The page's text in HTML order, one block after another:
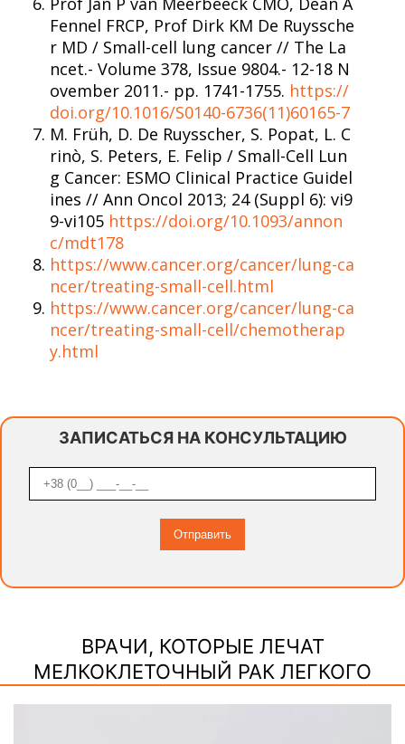
Fennel FRCP, Prof Dirk KM De Ruyssche
r MD / Small-cell lung cancer // The La
ncet.- Volume 378, Issue 9804.- 12-18 N
ovember 2011.- pp. 1741-1755. https://
doi.org/10.1016/S0140-6736(11)60165-7
M. Früh, D. De Ruysscher, S. Popat, L. C
rinò, S. Peters, E. Felip / Small-Cell Lun
g Cancer: ESMO Clinical Practice Guidel
ines // Ann Oncol 2013; 24 (Suppl 6): vi9
9-vi105 https://doi.org/10.1093/annon
c/mdt178
https://www.cancer.org/cancer/lung-ca
ncer/treating-small-cell.html
https://www.cancer.org/cancer/lung-ca
ncer/treating-small-cell/chemotherap
y.html
ЗАПИСАТЬСЯ НА КОНСУЛЬТАЦИЮ
ВРАЧИ, КОТОРЫЕ ЛЕЧАТ
МЕЛКОКЛЕТОЧНЫЙ РАК ЛЕГКОГО